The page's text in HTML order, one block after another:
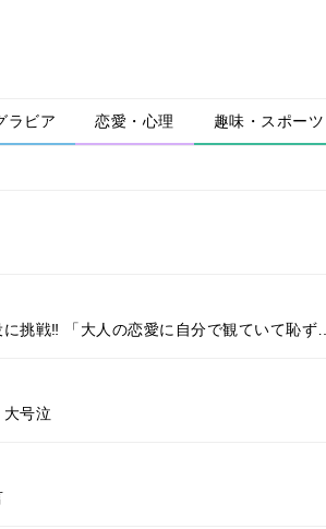
ラビア 恋愛・心理 趣味・スポーツ
挑戦‼ 「大人の恋愛に自分で観ていて恥ず…
号泣